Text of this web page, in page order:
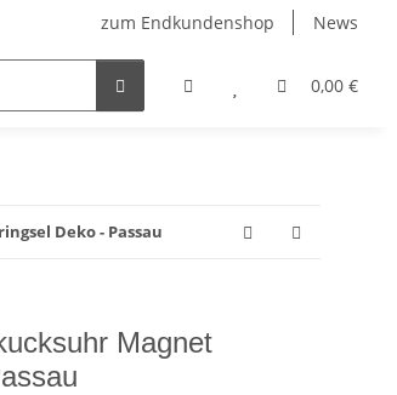
zum Endkundenshop News
0,00 €
FFP2-Masken
Deko - Passau
Magnet